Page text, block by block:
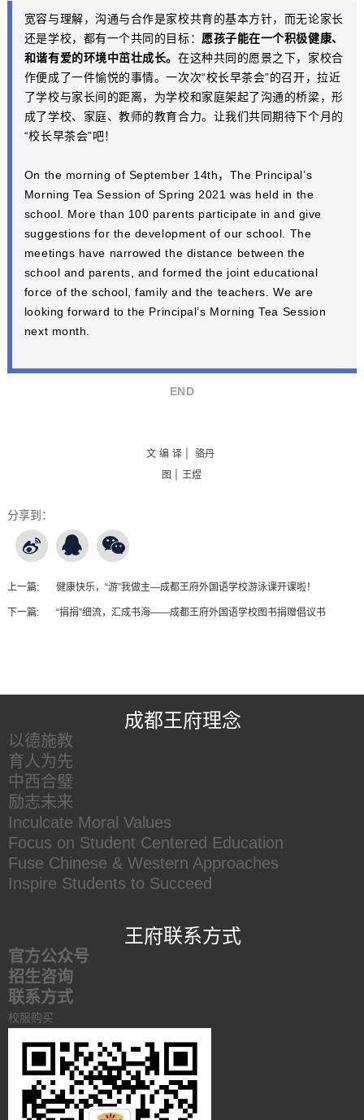
宽容与理解，沟通与合作是家校共育的基本方针，而无论家长
还是学校，都有一个共同的目标：愿孩子能在一个积极健康、
和谐有爱的环境中茁壮成长。在这种共同的愿景之下，家校合
作便成了一件愉悦的事情。一次次“校长早茶会”的召开，拉近
了学校与家长间的距离，为学校和家庭架起了沟通的桥梁，形
成了学校、家庭、教师的教育合力。让我们共同期待下个月的
“校长早茶会”吧！
On the morning of September 14th，The Principal’s
Morning Tea Session of Spring 2021 was held in the
school. More than 100 parents participate in and give
suggestions for the development of our school. The
meetings have narrowed the distance between the
school and parents, and formed the joint educational
force of the school, family and the teachers. We are
looking forward to the Principal’s Morning Tea Session
next month.
END
文 编 译 | 骆丹
图 | 王煜
分享到：
上一篇: 健康快乐，“游”我做主—成都王府外国语学校游泳课开课啦！
下一篇: “捐捐”细流，汇成书海——成都王府外国语学校图书捐赠倡议书
成都王府理念
以德施教
育人为先
中西合璧
励志未来
Inculcate Moral Values
Focus on Student Centered Education
Fuse Chinese & Western Approaches
Inspire Students to Succeed
王府联系方式
官方公众号
招生咨询
联系方式
校服购买